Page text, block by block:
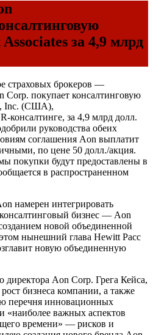
за 4,9 млрд
страховых брокеров —
Corp. покупает консалтинговую
Inc. (США),
консалтинге, за 4,9 млрд долл.
руководства обеих
соглашения Aon выплатит
по цене 50 долл./акция.
покупки будут предоставлены в
в распространенном
намерен интегрировать
бизнес — Aon
новой объединенной
нынешний глава Hewitt Расс
новую объединенную
директора Aon Corp. Грега Кейса,
бизнеса компании, а также
перечня инновационных
«наиболее важных аспектов
времени» — рисков и